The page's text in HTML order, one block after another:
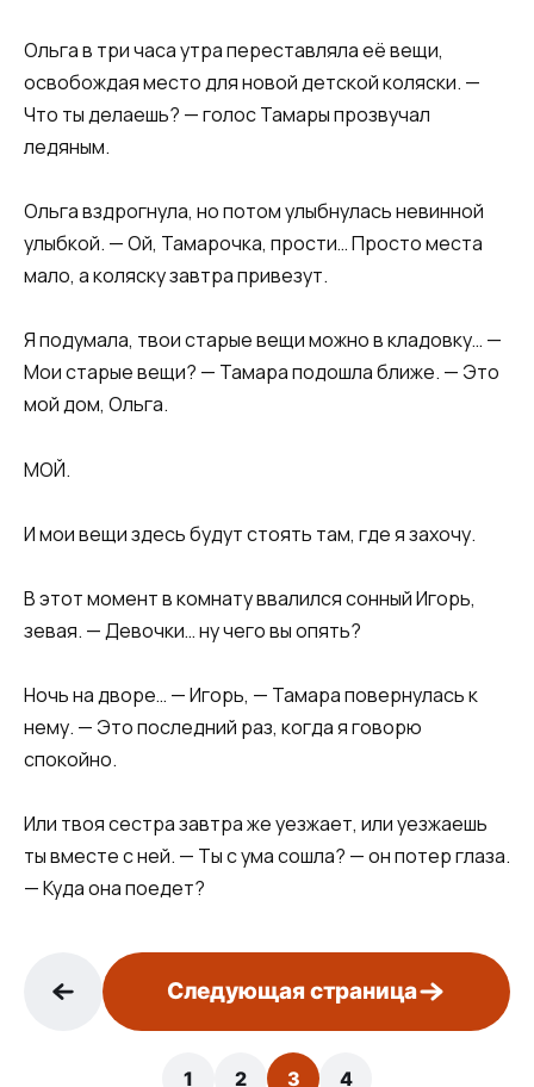
Ольга в три часа утра переставляла её вещи,
освобождая место для новой детской коляски. —
Что ты делаешь? — голос Тамары прозвучал
ледяным.
Ольга вздрогнула, но потом улыбнулась невинной
улыбкой. — Ой, Тамарочка, прости… Просто места
мало, а коляску завтра привезут.
Я подумала, твои старые вещи можно в кладовку… —
Мои старые вещи? — Тамара подошла ближе. — Это
мой дом, Ольга.
МОЙ.
И мои вещи здесь будут стоять там, где я захочу.
В этот момент в комнату ввалился сонный Игорь,
зевая. — Девочки… ну чего вы опять?
Ночь на дворе… — Игорь, — Тамара повернулась к
нему. — Это последний раз, когда я говорю
спокойно.
Или твоя сестра завтра же уезжает, или уезжаешь
ты вместе с ней. — Ты с ума сошла? — он потер глаза.
— Куда она поедет?
Следующая страница
1 2 3 4